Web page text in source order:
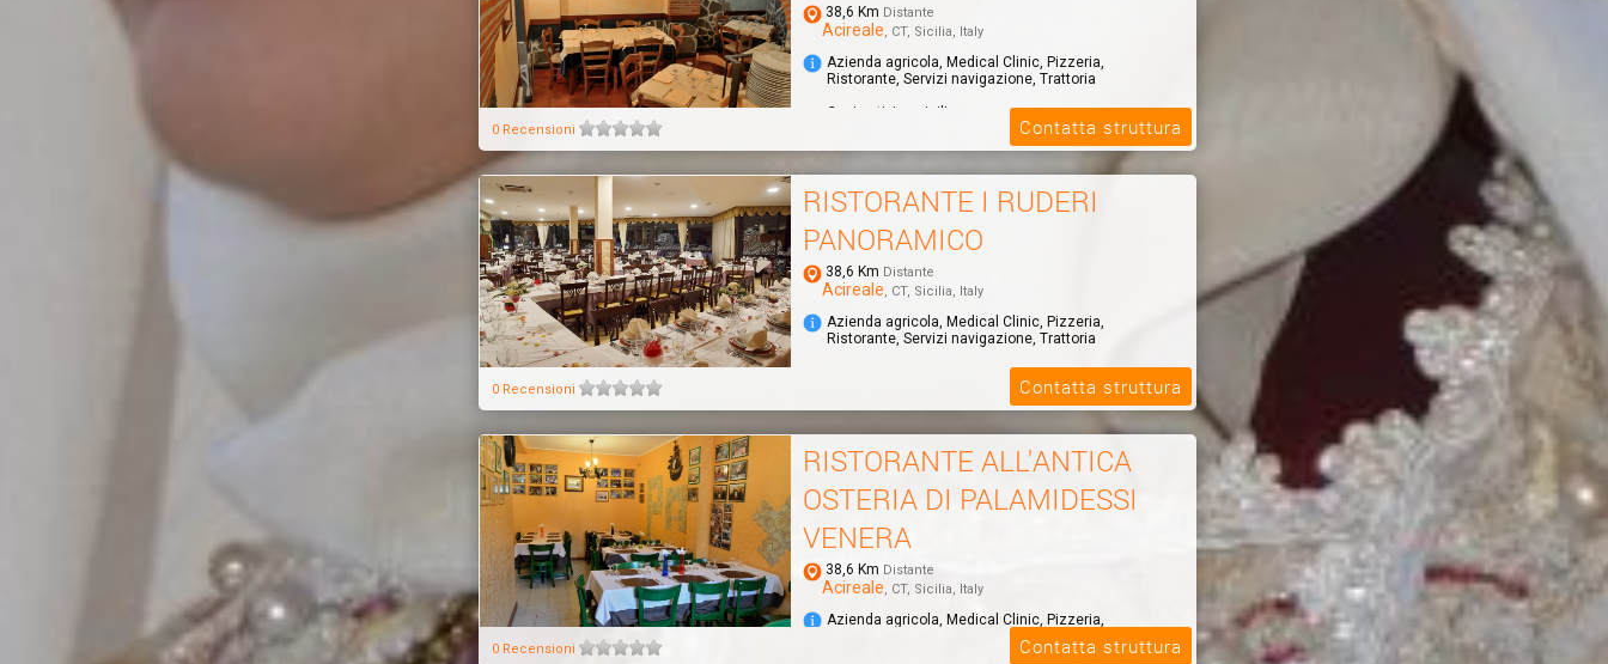
38,6 Km Distante
Acireale, CT, Sicilia, Italy
Azienda agricola, Medical Clinic, Pizzeria,
Ristorante, Servizi navigazione, Trattoria
Cucina tipica siciliana
0 Recensioni Contatta struttura
RISTORANTE I RUDERI
PANORAMICO
38,6 Km Distante
Acireale, CT, Sicilia, Italy
Azienda agricola, Medical Clinic, Pizzeria,
Ristorante, Servizi navigazione, Trattoria
0 Recensioni Contatta struttura
RISTORANTE ALL'ANTICA
OSTERIA DI PALAMIDESSI
VENERA
38,6 Km Distante
Acireale, CT, Sicilia, Italy
Azienda agricola, Medical Clinic, Pizzeria,
0 Recensioni Contatta struttura